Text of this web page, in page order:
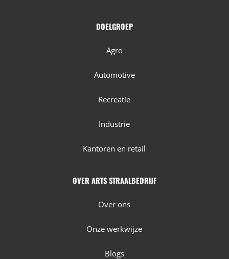
DOELGROEP
Agro
Automotive
Recreatie
Industrie
Kantoren en retail
OVER ARTS STRAALBEDRIJF
Over ons
Onze werkwijze
Blogs